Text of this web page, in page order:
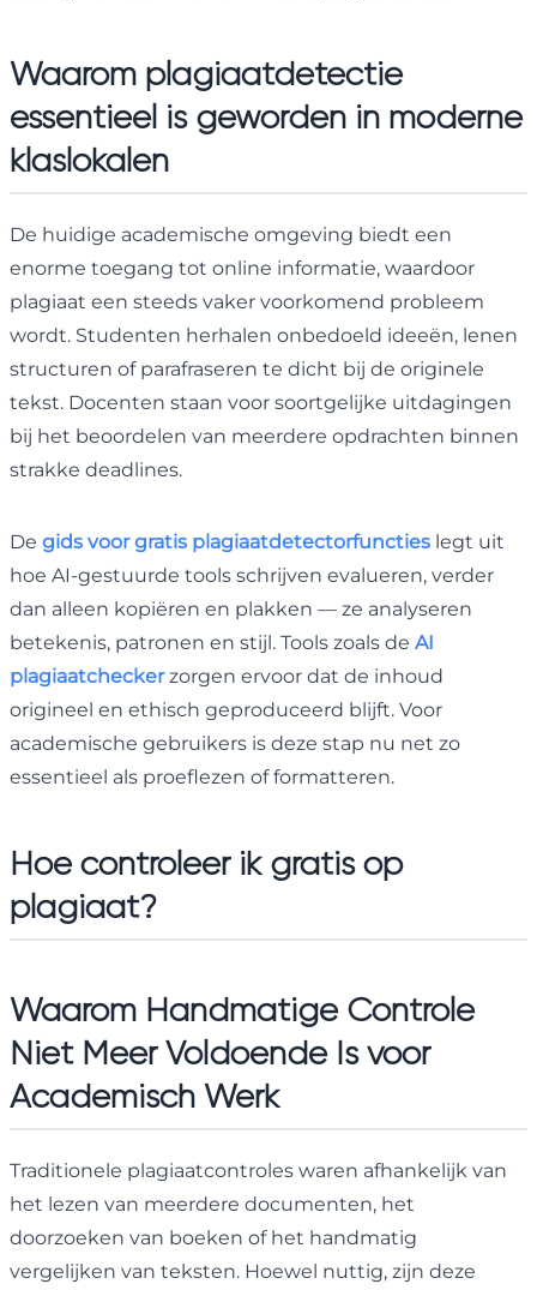
Waarom plagiaatdetectie
essentieel is geworden in moderne
klaslokalen
De huidige academische omgeving biedt een
enorme toegang tot online informatie, waardoor
plagiaat een steeds vaker voorkomend probleem
wordt. Studenten herhalen onbedoeld ideeën, lenen
structuren of parafraseren te dicht bij de originele
tekst. Docenten staan voor soortgelijke uitdagingen
bij het beoordelen van meerdere opdrachten binnen
strakke deadlines.
De gids voor gratis plagiaatdetectorfuncties legt uit
hoe AI-gestuurde tools schrijven evalueren, verder
dan alleen kopiëren en plakken — ze analyseren
betekenis, patronen en stijl. Tools zoals de AI
plagiaatcheckerzorgen ervoor dat de inhoud
origineel en ethisch geproduceerd blijft. Voor
academische gebruikers is deze stap nu net zo
essentieel als proeflezen of formatteren.
Hoe controleer ik gratis op
plagiaat?
Waarom Handmatige Controle
Niet Meer Voldoende Is voor
Academisch Werk
Traditionele plagiaatcontroles waren afhankelijk van
het lezen van meerdere documenten, het
doorzoeken van boeken of het handmatig
vergelijken van teksten. Hoewel nuttig, zijn deze